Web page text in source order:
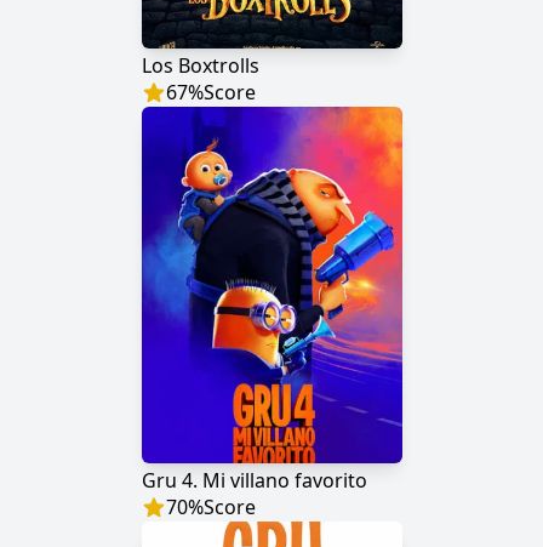
Los Boxtrolls
67%Score
Gru 4. Mi villano favorito
70%Score